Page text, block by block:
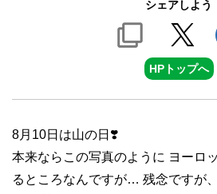
シェアしよう
HPトップへ
8月10日は山の日❣️
本来ならこの写真のように ヨーロ
るところなんですが… 残念ですが